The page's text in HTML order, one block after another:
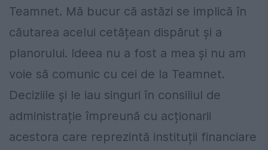
Teamnet. Mă bucur că astăzi se implică în
căutarea acelui cetățean dispărut și a
planorului. Ideea nu a fost a mea și nu am
voie să comunic cu cei de la Teamnet.
Deciziile și le iau singuri în consiliul de
administrație împreună cu acționarii
acestora care reprezintă instituții financiare